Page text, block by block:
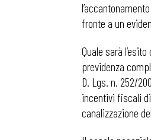
fronte a un
Quale sarà
previdenza
D. Lgs. n. 252/
incentivi fiscali
canalizzazione